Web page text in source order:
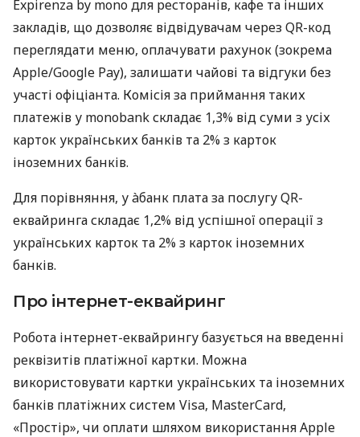
Expirenza by mono для ресторанів, кафе та інших
закладів, що дозволяє відвідувачам через QR-код
переглядати меню, оплачувати рахунок (зокрема
Apple/Google Pay), залишати чайові та відгуки без
участі офіціанта. Комісія за приймання таких
платежів у monobank складає 1,3% від суми з усіх
карток українських банків та 2% з карток
іноземних банків.
Для порівняння, у àбанк плата за послугу QR-
еквайринга складає 1,2% від успішної операції з
українських карток та 2% з карток іноземних
банків.
Про інтернет-еквайринг
Робота інтернет-еквайрингу базується на введенні
реквізитів платіжної картки. Можна
використовувати картки українських та іноземних
банків платіжних систем Visa, MasterCard,
«Простір», чи оплати шляхом використання Apple